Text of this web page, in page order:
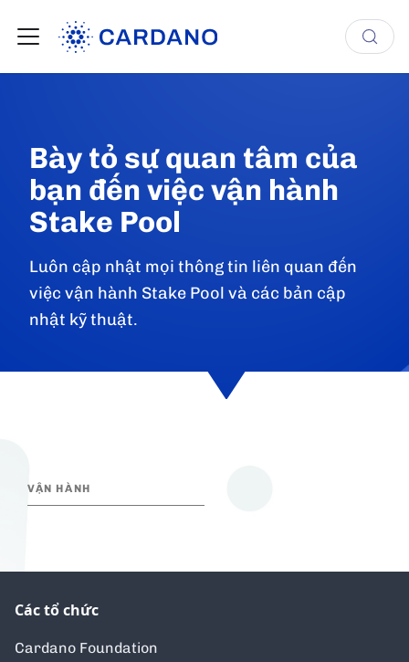
Bày tỏ sự quan tâm của
bạn đến việc vận hành
Stake Pool
Luôn cập nhật mọi thông tin liên quan đến
việc vận hành Stake Pool và các bản cập
nhật kỹ thuật.
VẬN HÀNH
Các tổ chức
Cardano Foundation